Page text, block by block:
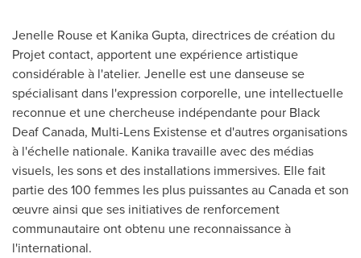
Jenelle Rouse et Kanika Gupta, directrices de création du
Projet contact, apportent une expérience artistique
considérable à l'atelier. Jenelle est une danseuse se
spécialisant dans l'expression corporelle, une intellectuelle
reconnue et une chercheuse indépendante pour Black
Deaf Canada, Multi-Lens Existense et d'autres organisations
à l'échelle nationale. Kanika travaille avec des médias
visuels, les sons et des installations immersives. Elle fait
partie des 100 femmes les plus puissantes au Canadaet son
œuvre ainsi que ses initiatives de renforcement
communautaire ont obtenu une reconnaissance à
l'international.